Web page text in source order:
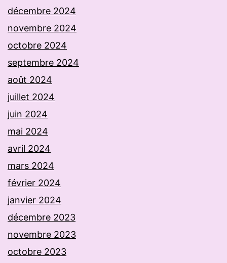
décembre 2024
novembre 2024
octobre 2024
septembre 2024
août 2024
juillet 2024
juin 2024
mai 2024
avril 2024
mars 2024
février 2024
janvier 2024
décembre 2023
novembre 2023
octobre 2023